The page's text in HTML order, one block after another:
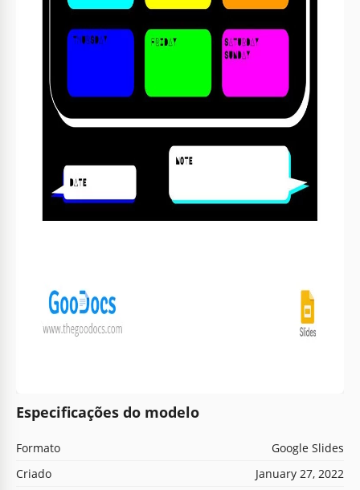
Especificações do modelo
Formato
Google Slides
Criado
January 27, 2022